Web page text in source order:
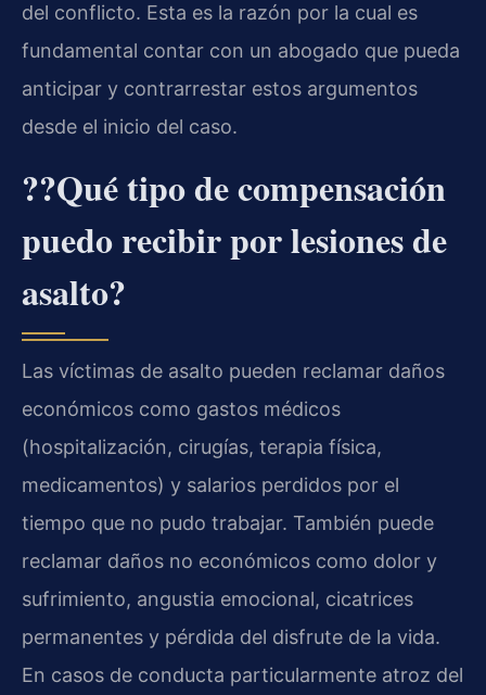
del conflicto. Esta es la razón por la cual es
fundamental contar con un abogado que pueda
anticipar y contrarrestar estos argumentos
desde el inicio del caso.
??Qué tipo de compensación
puedo recibir por lesiones de
asalto?
Las víctimas de asalto pueden reclamar daños
económicos como gastos médicos
(hospitalización, cirugías, terapia física,
medicamentos) y salarios perdidos por el
tiempo que no pudo trabajar. También puede
reclamar daños no económicos como dolor y
sufrimiento, angustia emocional, cicatrices
permanentes y pérdida del disfrute de la vida.
En casos de conducta particularmente atroz del